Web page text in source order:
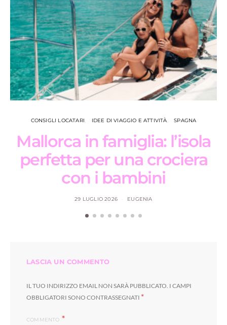
CONSIGLI LOCATARI IDEE DI VIAGGIO E ATTIVITÀ SPAGNA
Mallorca in famiglia: l’isola
perfetta per una crociera
con i bambini
29 LUGLIO 2026 EUGENIA
LASCIA UN COMMENTO
IL TUO INDIRIZZO EMAIL NON SARÀ PUBBLICATO. I CAMPI
OBBLIGATORI SONO CONTRASSEGNATI *
COMMENTO